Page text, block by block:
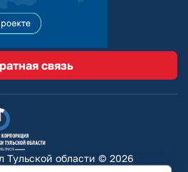
связь
Тульской области © 2026